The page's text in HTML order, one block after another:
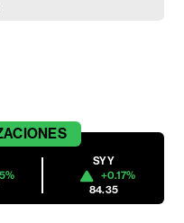
SYY
+0.17%
84.35